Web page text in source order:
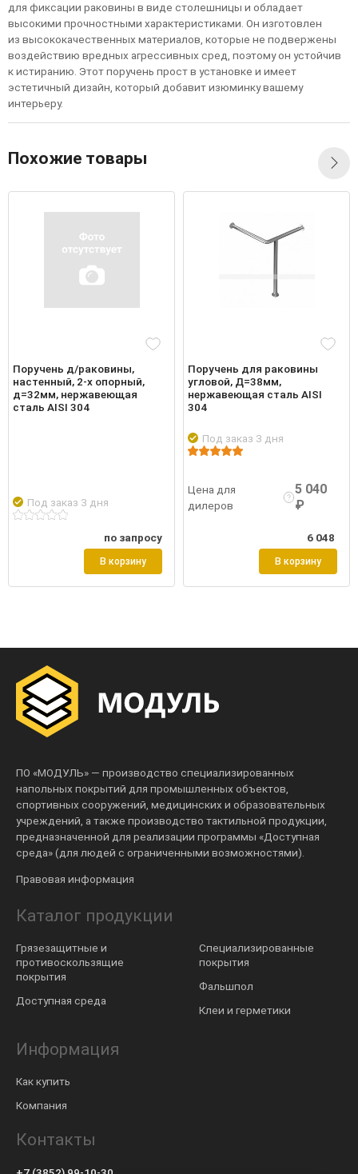
для фиксации раковины в виде столешницы и обладает
высокими прочностными характеристиками. Он изготовлен
из высококачественных материалов, которые не подвержены
воздействию вредных агрессивных сред, поэтому он устойчив
к истиранию. Этот поручень прост в установке и имеет
эстетичный дизайн, который добавит изюминку вашему
интерьеру.
Похожие товары
Поручень д/раковины,
настенный, 2-х опорный,
д=32мм, нержавеющая
сталь AISI 304
Под заказ 3 дня
по запросу
В корзину
Поручень для раковины
угловой, Д=38мм,
нержавеющая сталь AISI
304
Под заказ 3 дня
Цена для
дилеров
5 040
₽
6 048
В корзину
ПО «МОДУЛЬ» — производство специализированных
напольных покрытий для промышленных объектов,
спортивных сооружений, медицинских и образовательных
учреждений, а также производство тактильной продукции,
предназначенной для реализации программы «Доступная
среда» (для людей с ограниченными возможностями).
Правовая информация
Каталог продукции
Грязезащитные и
противоскользящие
покрытия
Доступная среда
Специализированные
покрытия
Фальшпол
Клеи и герметики
Информация
Как купить
Компания
Контакты